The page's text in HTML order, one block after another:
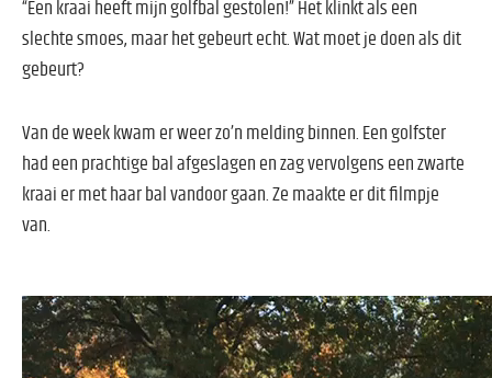
“Een kraai heeft mijn golfbal gestolen!” Het klinkt als een
slechte smoes, maar het gebeurt echt. Wat moet je doen als dit
gebeurt?
Van de week kwam er weer zo’n melding binnen. Een golfster
had een prachtige bal afgeslagen en zag vervolgens een zwarte
kraai er met haar bal vandoor gaan. Ze maakte er dit filmpje
van.
Videospeler